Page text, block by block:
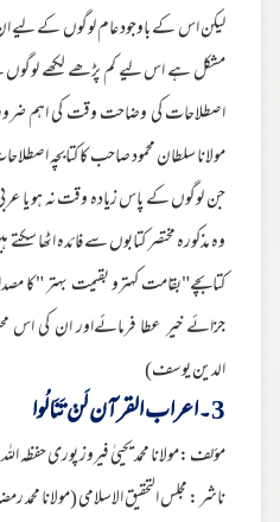
لیکن اس کے باوجود عام لوگوں کے لیے
مشکل ہے اس لیے کم پڑھے لکھے لوگوں
اصطلاحات کی وضاحت وقت کی اہم
مولانا سلطان محمود صاحب کا کتابچہ
جن لوگوں کے پاس زیادہ وقت نہ ہو یا
وہ مذکورہ مختصر کتابوں سے فائدہ اٹھا
کتابچے"بقامت کہترو بقیمت بہتر "کا
جزائے خیر عطا فرمائےاور ان کی اس
الدین یوسف)
3۔اعراب القرآن لَنْ تَنَالُوا
مؤلف :مولانا محمد یحییٰ فیروز پوری حفظہ
ناشر : مجلس التحقیق الاسلامی (مولانا محمد